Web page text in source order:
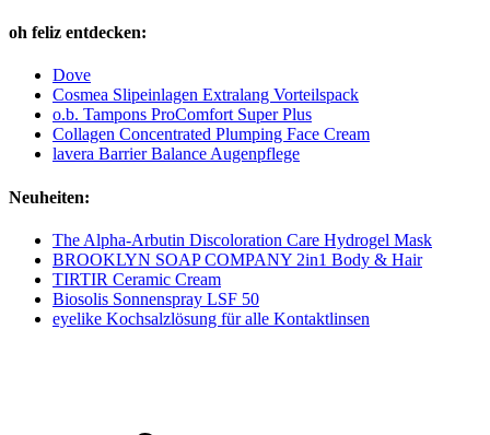
oh feliz entdecken:
Dove
Cosmea Slipeinlagen Extralang Vorteilspack
o.b. Tampons ProComfort Super Plus
Collagen Concentrated Plumping Face Cream
lavera Barrier Balance Augenpflege
Neuheiten:
The Alpha-Arbutin Discoloration Care Hydrogel Mask
BROOKLYN SOAP COMPANY 2in1 Body & Hair
TIRTIR Ceramic Cream
Biosolis Sonnenspray LSF 50
eyelike Kochsalzlösung für alle Kontaktlinsen